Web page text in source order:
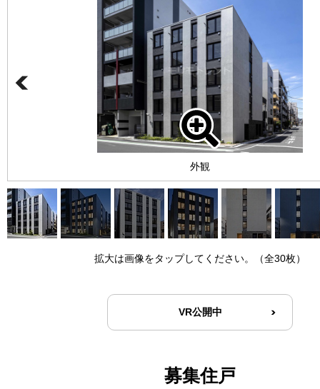
外観
拡大は画像をタップしてください。（全30枚）
VR公開中
募集住戸